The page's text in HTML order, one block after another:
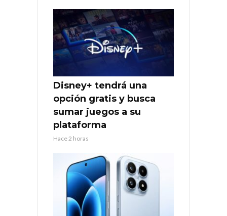
Disney+ tendrá una
opción gratis y busca
sumar juegos a su
plataforma
Hace 2 horas